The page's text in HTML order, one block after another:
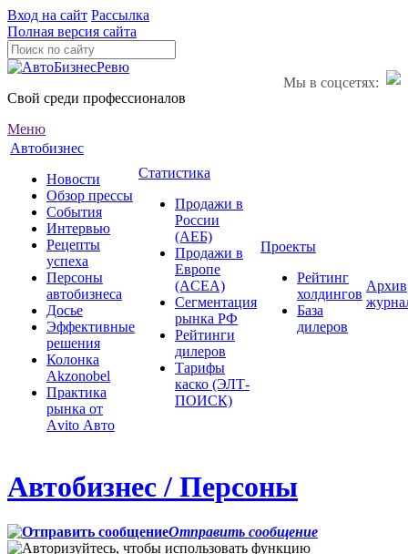
Вход на сайт Рассылка
Полная версия сайта
Мы в соцсетях:
Свой среди профессионалов
Меню
Автобизнес
Новости
Обзор прессы
События
Интервью
Рецепты
успеха
Персоны
автобизнеса
Досье
Эффективные
решения
Колонка
Akzonobel
Практика
рынка от
Аvito Авто
Статистика
Продажи в
России
(АЕБ)
Продажи в
Европе
(ACEA)
Сегментация
рынка РФ
Рейтинги
дилеров
Тарифы
каско (ЭЛТ-
ПОИСК)
Проекты
Рейтинг
холдингов
База
дилеров
Архив
Автобизнес / Персоны
Отправить сообщение